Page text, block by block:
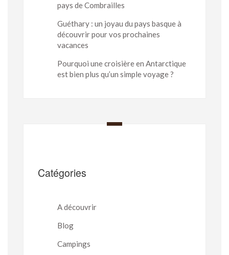
pays de Combrailles
Guéthary : un joyau du pays basque à
découvrir pour vos prochaines
vacances
Pourquoi une croisière en Antarctique
est bien plus qu’un simple voyage ?
Catégories
A découvrir
Blog
Campings